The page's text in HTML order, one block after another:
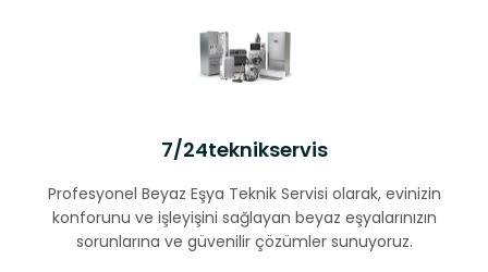
7/24teknikservis
Profesyonel Beyaz Eşya Teknik Servisi olarak, evinizin
konforunu ve işleyişini sağlayan beyaz eşyalarınızın
sorunlarına ve güvenilir çözümler sunuyoruz.